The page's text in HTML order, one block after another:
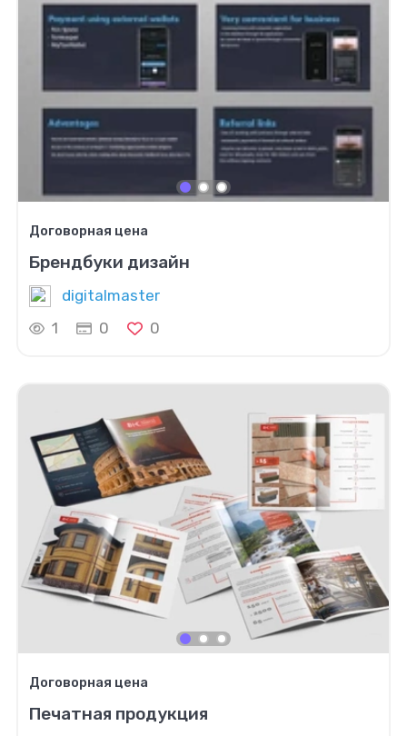
Договорная цена
Брендбуки дизайн
digitalmaster
1
0 0
Договорная цена
Печатная продукция